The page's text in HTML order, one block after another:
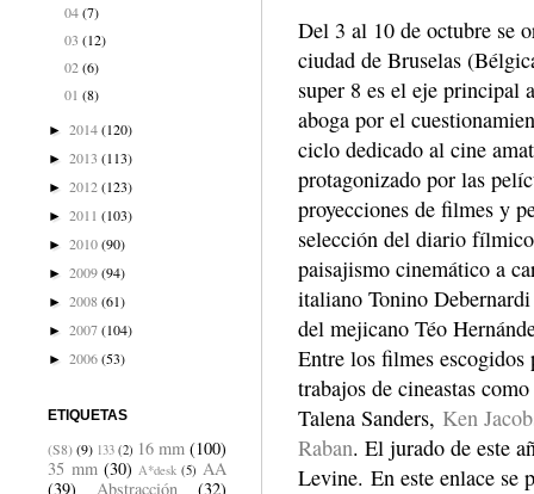
Del 3 al 10 de octubre se
ciudad de Bruselas
super 8 es el eje principal
aboga por el
ciclo dedicado al cine
protagonizado por las
proyecciones de filmes y
selección del diario
paisajismo cinemático a
italiano Tonino
del mejicano Téo
Entre los filmes
trabajos de cineastas
Talena Sanders, Ken
Raban. El jurado de este
Levine. En este enlace se
04 (7)
03 (12)
02 (6)
01 (8)
► 2014(120)
► 2013 (113)
► 2012(123)
► 2011 (103)
► 2010(90)
► 2009(94)
► 2008(61)
► 2007(104)
► 2006(53)
ETIQUETAS
(S8)(9) 133 (2) 16 mm (100)
35 mm (30) A*desk (5) AA
(39)
Abstracción (32)